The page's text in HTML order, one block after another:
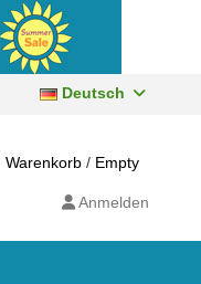
Deutsch
Warenkorb / Empty
Anmelden